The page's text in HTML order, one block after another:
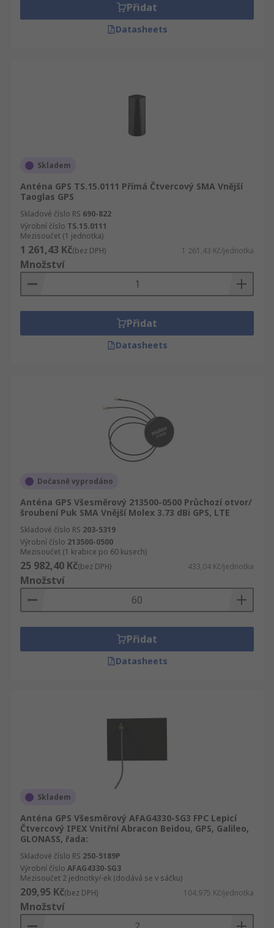
Přidat
Datasheets
Skladem
Anténa GPS TS.15.0111 Přímá Čtvercový SMA Vnější
Taoglas GPS
Skladové číslo RS 690-822
Výrobní číslo TS.15.0111
Mezisoučet (1 jednotka)
1 261,43 Kč(bez DPH) 1 261,43 Kč/jednotka
Množství
Přidat
Datasheets
Dočasně vyprodáno
Anténa GPS Všesměrový 213500-0500 Průchozí otvor/
šroubení Puk SMA Vnější Molex 3.73 dBi GPS, LTE
Skladové číslo RS 203-5319
Výrobní číslo 213500-0500
Mezisoučet (1 krabice po 60 kusech)
25 982,40 Kč(bez DPH) 433,04 Kč/jednotka
Množství
Přidat
Datasheets
Skladem
Anténa GPS Všesměrový AFAG4330-SG3 FPC Lepicí
Čtvercový IPEX Vnitřní Abracon Beidou, GPS, Galileo,
GLONASS, řada:
Skladové číslo RS 250-5189P
Výrobní číslo AFAG4330-SG3
Mezisoučet 2 jednotky/-ek (dodává se v sáčku)
209,95 Kč(bez DPH) 104,975 Kč/jednotka
Množství